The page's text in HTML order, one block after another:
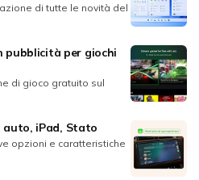
di tutte le novità del
pubblicità per giochi
di gioco gratuito sul
auto, iPad, Stato
opzioni e caratteristiche